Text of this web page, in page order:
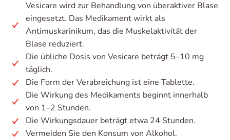
Vesicare wird zur Behandlung von überaktiver Blase
eingesetzt. Das Medikament wirkt als
Antimuskarinikum, das die Muskelaktivität der
Blase reduziert.
Die übliche Dosis von Vesicare beträgt 5–10 mg
täglich.
Die Form der Verabreichung ist eine Tablette.
Die Wirkung des Medikaments beginnt innerhalb
von 1–2 Stunden.
Die Wirkungsdauer beträgt etwa 24 Stunden.
Vermeiden Sie den Konsum von Alkohol.